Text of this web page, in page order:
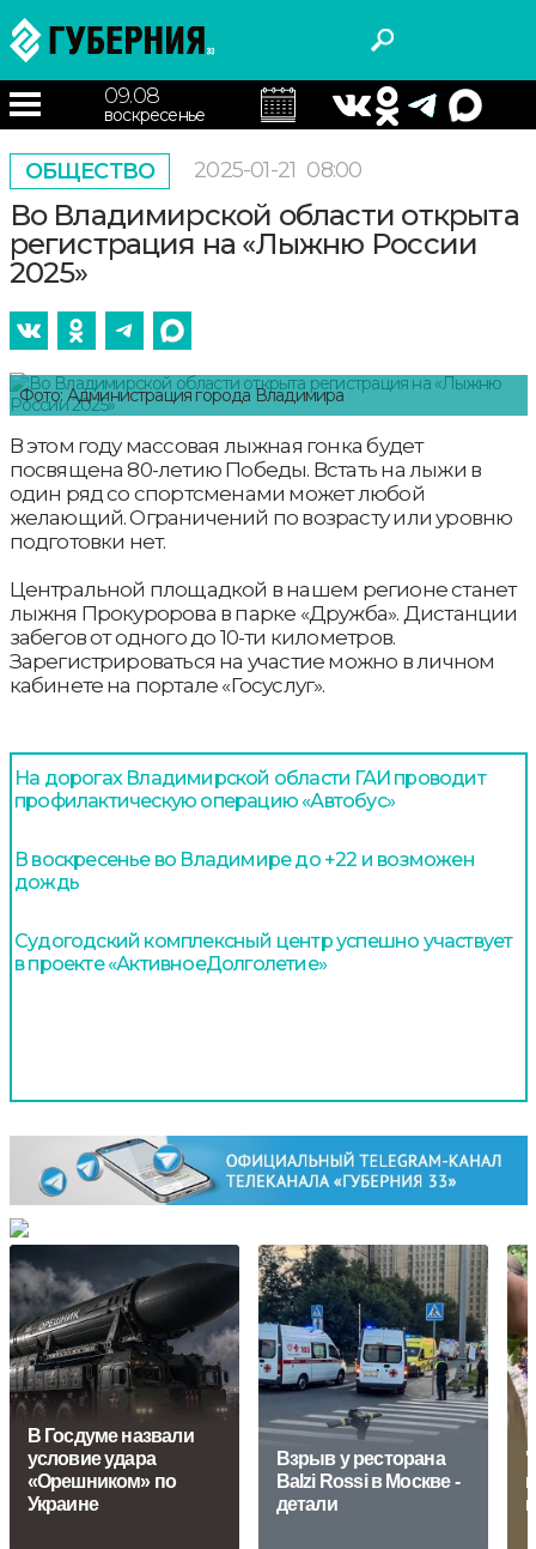
09.08
воскресенье
ОБЩЕСТВО 2025-01-21 08:00
Во Владимирской области открыта
регистрация на «Лыжню России
2025»
Фото: Администрация города Владимира
В этом году массовая лыжная гонка будет
посвящена 80-летию Победы. Встать на лыжи в
один ряд со спортсменами может любой
желающий. Ограничений по возрасту или уровню
подготовки нет.
Центральной площадкой в нашем регионе станет
лыжня Прокуророва в парке «Дружба». Дистанции
забегов от одного до 10-ти километров.
Зарегистрироваться на участие можно в личном
кабинете на портале «Госуслуг».
На дорогах Владимирской области ГАИ проводит
профилактическую операцию «Автобус»
В воскресенье во Владимире до +22 и возможен
дождь
Судогодский комплексный центр успешно участвует
в проекте «АктивноеДолголетие»
В Госдуме назвали
условие удара
«Орешником» по
Украине
Взрыв у ресторана
Balzi Rossi в Москве -
детали